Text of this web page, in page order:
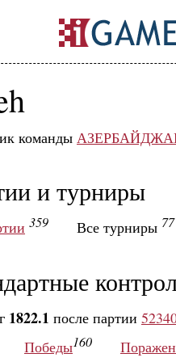
команды
и турниры
359 Все турниры 77
1822.1 после партии
Победы160